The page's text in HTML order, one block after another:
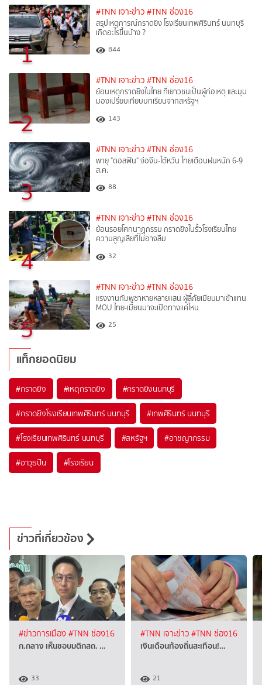
1
#TNN เจาะข่าว #TNN ช่อง16
สรุปเหตุการณ์กราดยิง โรงเรียนเทพศิรินทร์ นนทบุรี
เกิดอะไรขึ้นบ้าง ?
844
2
#TNN เจาะข่าว #TNN ช่อง16
ย้อนเหตุกราดยิงในไทย ที่เยาวชนเป็นผู้ก่อเหตุ และมุม
มองเปรียบเทียบบทเรียนจากสหรัฐฯ
143
3
#TNN เจาะข่าว #TNN ช่อง16
พายุ "ดอลฟิน" จ่อจีน-ไต้หวัน ไทยเตือนฝนหนัก 6-9
ส.ค.
88
4
#TNN เจาะข่าว #TNN ช่อง16
ย้อนรอยโศกนาฏกรรม กราดยิงในรั้วโรงเรียนไทย
ความสูญเสียที่ไม่อาจลืม
32
5
#TNN เจาะข่าว #TNN ช่อง16
แรงงานกัมพูชาหายหลายแสน ผู้ลี้ภัยเมียนมาเข้าแทน
MOU ไทย-เมียนมาจะเปิดทางแค่ไหน
25
แท็กยอดนิยม
#กราดยิง #เหตุกราดยิง #กราดยิงนนทบุรี
#กราดยิงโรงเรียนเทพศิรินทร์ นนทบุรี #เทพศิรินทร์ นนทบุรี
#โรงเรียนเทพศิรินทร์ นนทบุรี #สหรัฐฯ #อาชญากรรม
#อาวุธปืน #โรงเรียน
ข่าวที่เกี่ยวข้อง
#ข่าวการเมือง#TNN ช่อง16
ก.กลาง เห็นชอบมติกสถ. …
33
#TNN เจาะข่าว#TNN ช่อง16
เงินเดือนท้องถิ่นสะเทือน!…
21